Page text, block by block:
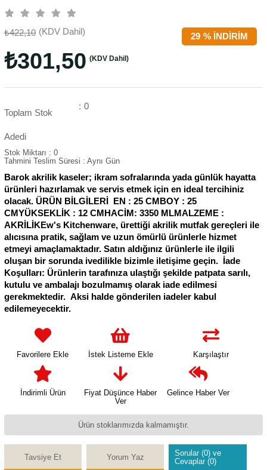
%
29 İNDIRIM
₺422,10 (KDV Dahil)
₺301,50 (KDV Dahil)
Toplam Stok
Adedi
: 0
Stok Miktarı : 0
Tahmini Teslim Süresi : Aynı Gün
Barok akrilik kaseler; ikram sofralarında yada günlük hayatta
ürünleri hazırlamak ve servis etmek için en ideal tercihiniz
olacak. ÜRÜN BİLGİLERİ EN : 25 CMBOY : 25
CMYÜKSEKLİK : 12 CMHACİM: 3350 MLMALZEME :
AKRİLİKEw's Kitchenware, ürettiği akrilik mutfak gereçleri ile
alıcısına pratik, sağlam ve uzun ömürlü ürünlerle hizmet
etmeyi amaçlamaktadır. Satın aldığınız ürünlerle ile ilgili
oluşan bir sorunda ivedilikle bizimle iletişime geçin. İade
Koşulları: Ürünlerin tarafınıza ulaştığı şekilde patpata sarılı,
kutulu ve ambalajı bozulmamış olarak iade edilmesi
gerekmektedir. Aksi halde gönderilen iadeler kabul
edilemeyecektir.
Favorilere Ekle İstek Listeme Ekle Karşılaştır
İndirimli Ürün
Fiyat Düşünce Haber
Ver
Gelince Haber Ver
Ürün stoklarımızda kalmamıştır.
Tavsiye Et Yorum Yaz
Sorular (0) ve
Cevaplar (0)